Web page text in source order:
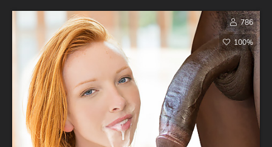
786
100%